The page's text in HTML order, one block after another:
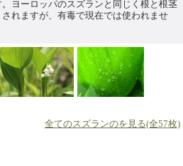
ヨーロッパのスズランと同じく根と根茎
れますが、有毒で現在では使われませ
全てのスズランのを見る(全57枚)